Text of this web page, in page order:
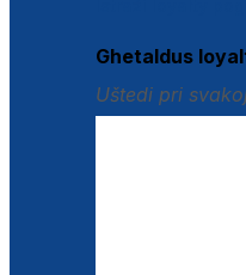
Ghetaldus
Uštedi pri